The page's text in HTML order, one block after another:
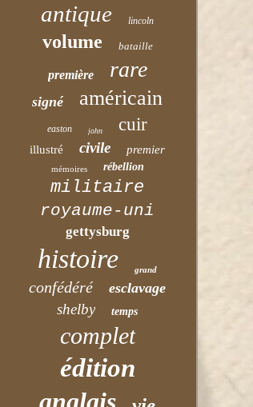
antique lincoln
volume bataille
première rare
signé américain
easton john cuir
illustré civile premier
mémoires rébellion
militaire
royaume-uni
gettysburg
histoire grand
confédéré esclavage
shelby temps
complet
édition